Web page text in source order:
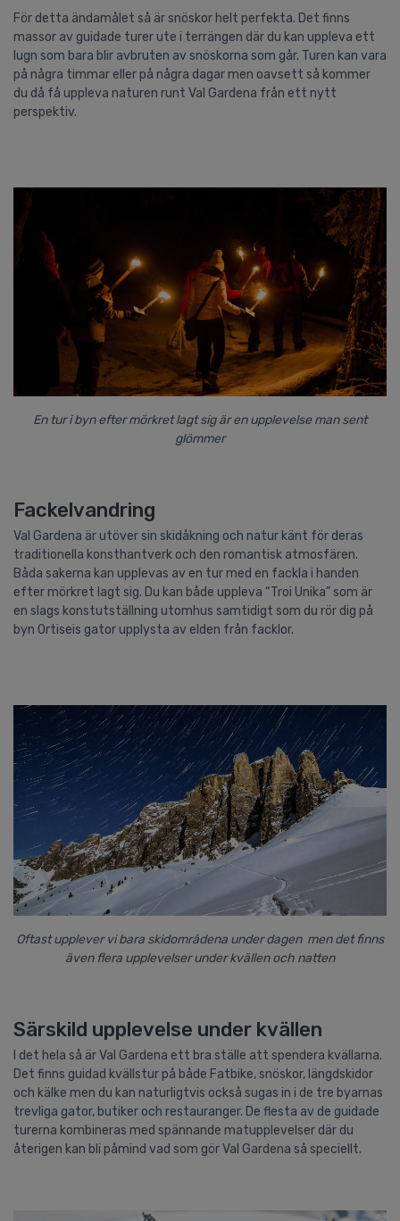
För detta ändamålet så är snöskor helt perfekta. Det finns
massor av guidade turer ute i terrängen där du kan uppleva ett
lugn som bara blir avbruten av snöskorna som går. Turen kan vara
på några timmar eller på några dagar men oavsett så kommer
du då få uppleva naturen runt Val Gardena från ett nytt
perspektiv.
En tur i byn efter mörkret lagt sig är en upplevelse man sent
glömmer
Fackelvandring
Val Gardena är utöver sin skidåkning och natur känt för deras
traditionella konsthantverk och den romantisk atmosfären.
Båda sakerna kan upplevas av en tur med en fackla i handen
efter mörkret lagt sig. Du kan både uppleva “Troi Unika” som är
en slags konstutställning utomhus samtidigt som du rör dig på
byn Ortiseis gator upplysta av elden från facklor.
Oftast upplever vi bara skidområdena under dagen men det finns
även flera upplevelser under kvällen och natten
Särskild upplevelse under kvällen
I det hela så är Val Gardena ett bra ställe att spendera kvällarna.
Det finns guidad kvällstur på både Fatbike, snöskor, längdskidor
och kälke men du kan naturligtvis också sugas in i de tre byarnas
trevliga gator, butiker och restauranger. De flesta av de guidade
turerna kombineras med spännande matupplevelser där du
återigen kan bli påmind vad som gör Val Gardena så speciellt.